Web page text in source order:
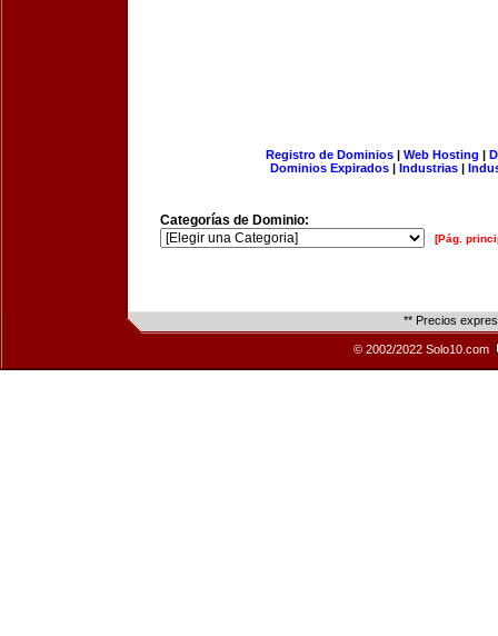
Registro de Dominios| Web Hosting |
Dominios Expirados | Industrias |
Categorías de Dominio:
[Pág.
** Precios
© 2002/2022 Solo10.com